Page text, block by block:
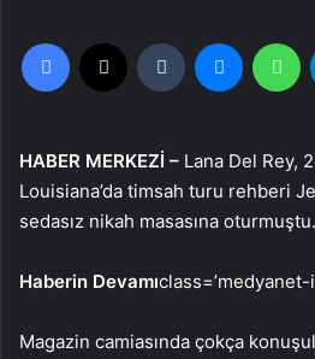
Facebook Tumblr
HABER MERKEZİ – Lana Del Rey,
Louisiana’da timsah turu rehberi
sedasız nikah masasına oturmuştu.
Haberin Devamı
Magazin camiasında çokça